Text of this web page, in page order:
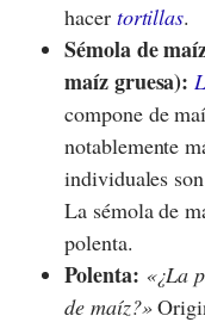
hacer tortillas.
Sémola de
maíz gruesa):
compone de
notablemente
individuales
La sémola de
polenta.
Polenta:
¿La
de maíz?